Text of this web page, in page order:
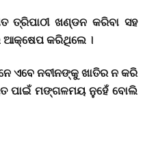
ତ୍ରିପାଠୀ ଖଣ୍ଡନ କରିବା ସହ
ଆକ୍ଷେପ କରିଥିଲେ ।
ଏବେ ନବୀନଙ୍କୁ ଖାତିର ନ କରି
ପାଇଁ ମଙ୍ଗଳମୟ ନୁହେଁ ବୋଲି